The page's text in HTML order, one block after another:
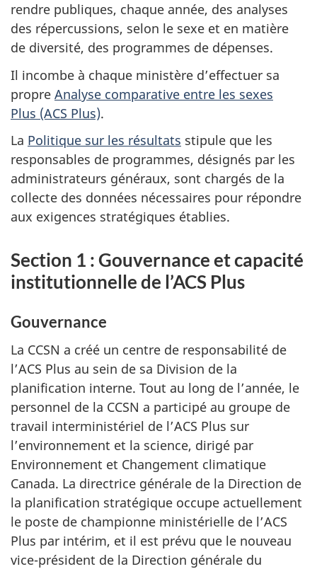
rendre publiques, chaque année, des analyses
des répercussions, selon le sexe et en matière
de diversité, des programmes de dépenses.
Il incombe à chaque ministère d’effectuer sa
propre Analyse comparative entre les sexes
Plus (ACS Plus).
La Politique sur les résultats stipule que les
responsables de programmes, désignés par les
administrateurs généraux, sont chargés de la
collecte des données nécessaires pour répondre
aux exigences stratégiques établies.
Section 1 : Gouvernance et capacité
institutionnelle de l’ACS Plus
Gouvernance
La CCSN a créé un centre de responsabilité de
l’ACS Plus au sein de sa Division de la
planification interne. Tout au long de l’année, le
personnel de la CCSN a participé au groupe de
travail interministériel de l’ACS Plus sur
l’environnement et la science, dirigé par
Environnement et Changement climatique
Canada. La directrice générale de la Direction de
la planification stratégique occupe actuellement
le poste de championne ministérielle de l’ACS
Plus par intérim, et il est prévu que le nouveau
vice-président de la Direction générale du